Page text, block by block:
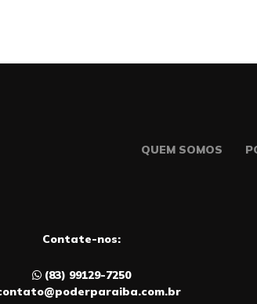
QUEM SOMOS
Contate-nos:
(83) 99129-7250